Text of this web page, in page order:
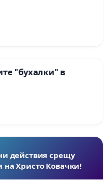
"бухалки" в
действия срещу
Христо Ковачки!